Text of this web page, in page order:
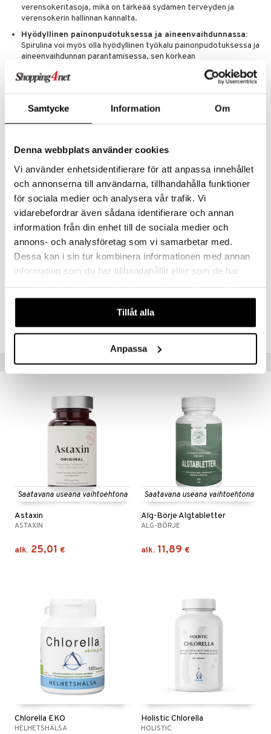
Samtycke Information Om
Denna webbplats använder cookies
Vi använder enhetsidentifierare för att anpassa innehållet
och annonserna till användarna, tillhandahålla funktioner
för sociala medier och analysera vår trafik. Vi
vidarebefordrar även sådana identifierare och annan
information från din enhet till de sociala medier och
annons- och analysföretag som vi samarbetar med.
Dessa kan i sin tur kombinera informationen med annan
information som du har tillhandahållit eller som de har
våra cookies vid fortsatt användande av vår webbplats.
Tillåt alla
Anpassa
verensokeritasoja, mikä on tärkeää sydämen terveyden ja
verensokerin hallinnan kannalta.
Hyödyllinen painonpudotuksessa ja aineenvaihdunnassa:
Spirulina voi myös olla hyödyllinen työkalu painonpudotuksessa ja
aineenvaihdunnan parantamisessa, sen korkean
proteiinipitoisuuden ja aineenvaihduntaa tehostavien
ominaisuuksien ansiosta.
Suositeltu annos: 3-6 tablettia päivässä aterian yhteydessä.
Optimaalinen annos - erityistilanteissa: jopa 18 tablettia päivässä,
Tämä on ravintolisä. Suositeltua vuorokausiannosta ei saa ylittää.
Ravintolisiä ei tule käyttää monipuolisen ruokavalion vaihtoehtona.
Säilytettävä pienten lasten ulottumattomissa.
Ainesosat
Spirulina (Arthrospira platensis) Piidioksidi, Magnesiumstearaatti
Sisältö 10 tablettia à 500 mg kohden:
Proteiini 3,4 g
Klorofylli 26-100 mg
Karotenoidit 14-20 mg
HS0ZF-AB-250
Suositut tuotteet
Saatavana useana vaihtoehtona
Astaxin
ASTAXIN
alk. 25,01 €
Saatavana useana vaihtoehtona
Alg-Börje Algtabletter
ALG-BÖRJE
alk. 11,89 €
Chlorella EKO
HELHETSHÄLSA
Holistic Chlorella
HOLISTIC